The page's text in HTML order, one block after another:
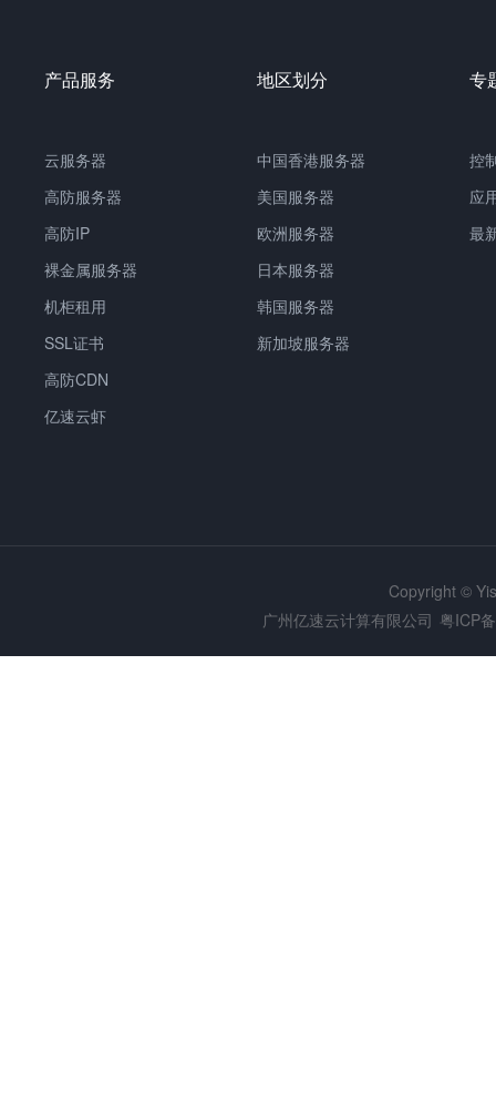
产品服务
云服务器
高防服务器
高防IP
裸金属服务器
机柜租用
SSL证书
高防CDN
亿速云虾
地区划分
中国香港服务器
美国服务器
欧洲服务器
日本服务器
韩国服务器
新加坡服务器
专
控
应
最
Copyright ©
广州亿速云计算有限公司 粤ICP